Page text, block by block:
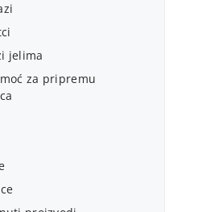
jelima
za pripremu